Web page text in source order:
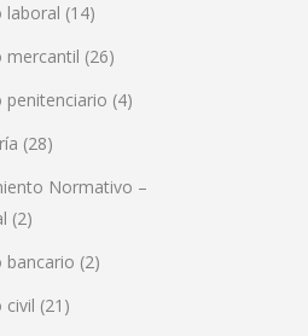
laboral (14)
mercantil (26)
penitenciario (4)
(28)
Normativo –
(2)
bancario (2)
civil (21)